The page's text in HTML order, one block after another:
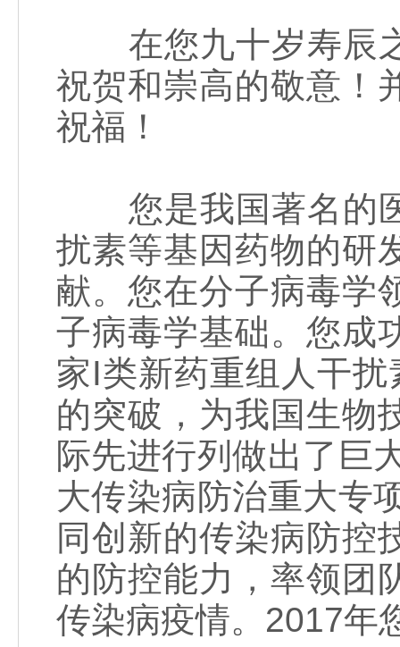
在您九十岁寿辰之
祝贺和崇高的敬意！
祝福！
您是我国著名的医
扰素等基因药物的研
献。您在分子病毒学
子病毒学基础。您成
家I类新药重组人干
的突破，为我国生物
际先进行列做出了巨
大传染病防治重大专
同创新的传染病防控
的防控能力，率领团
传染病疫情。2017年